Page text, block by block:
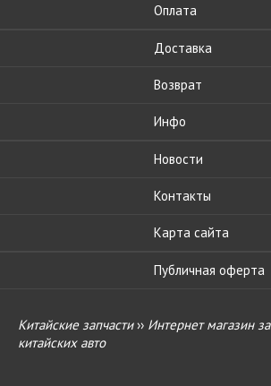
Оплата
Доставка
Возврат
Инфо
Новости
Контакты
Карта сайта
Публичная оферта
Китайские запчасти›› Интернет магазин
китайских авто